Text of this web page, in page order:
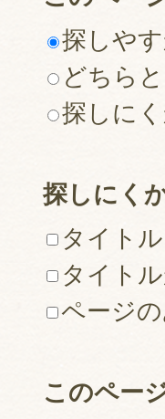
探しや
どちら
探しに
探しにく
タイト
タイト
ページ
このペー